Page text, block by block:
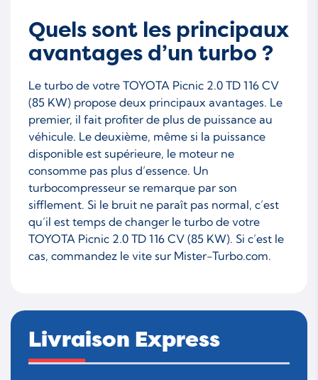
Quels sont les principaux
avantages d’un turbo ?
Le turbo de votre TOYOTA Picnic 2.0 TD 116 CV
(85 KW) propose deux principaux avantages. Le
premier, il fait profiter de plus de puissance au
véhicule. Le deuxième, même si la puissance
disponible est supérieure, le moteur ne
consomme pas plus d’essence. Un
turbocompresseur se remarque par son
sifflement. Si le bruit ne paraît pas normal, c’est
qu’il est temps de changer le turbo de votre
TOYOTA Picnic 2.0 TD 116 CV (85 KW). Si c’est le
cas, commandez le vite sur Mister-Turbo.com.
Livraison Express